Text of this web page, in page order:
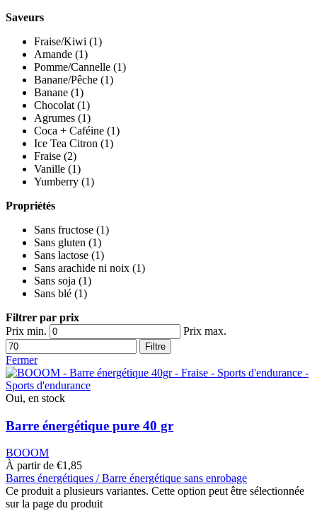
Saveurs
Fraise/Kiwi (1)
Amande (1)
Pomme/Cannelle (1)
Banane/Pêche (1)
Banane (1)
Chocolat (1)
Agrumes (1)
Coca + Caféine (1)
Ice Tea Citron (1)
Fraise (2)
Vanille (1)
Yumberry (1)
Propriétés
Sans fructose (1)
Sans gluten (1)
Sans lactose (1)
Sans arachide ni noix (1)
Sans soja (1)
Sans blé (1)
Filtrer par prix
Prix min.
Prix max.
Filtre
Fermer
Oui, en stock
Barre énergétique pure 40 gr
BOOOM
À partir de €1,85
Barres énergétiques / Barre énergétique sans enrobage
Ce produit a plusieurs variantes. Cette option peut être sélectionnée
sur la page du produit